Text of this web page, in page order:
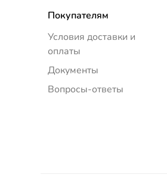
Покупателям
Условия доставки и
оплаты
Документы
Вопросы-ответы